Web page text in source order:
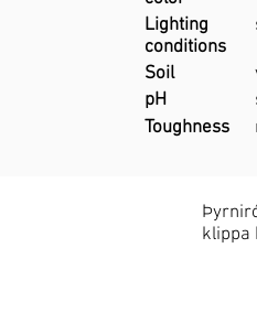
Lighting
conditions
Soil
pH
Toughness
klippa